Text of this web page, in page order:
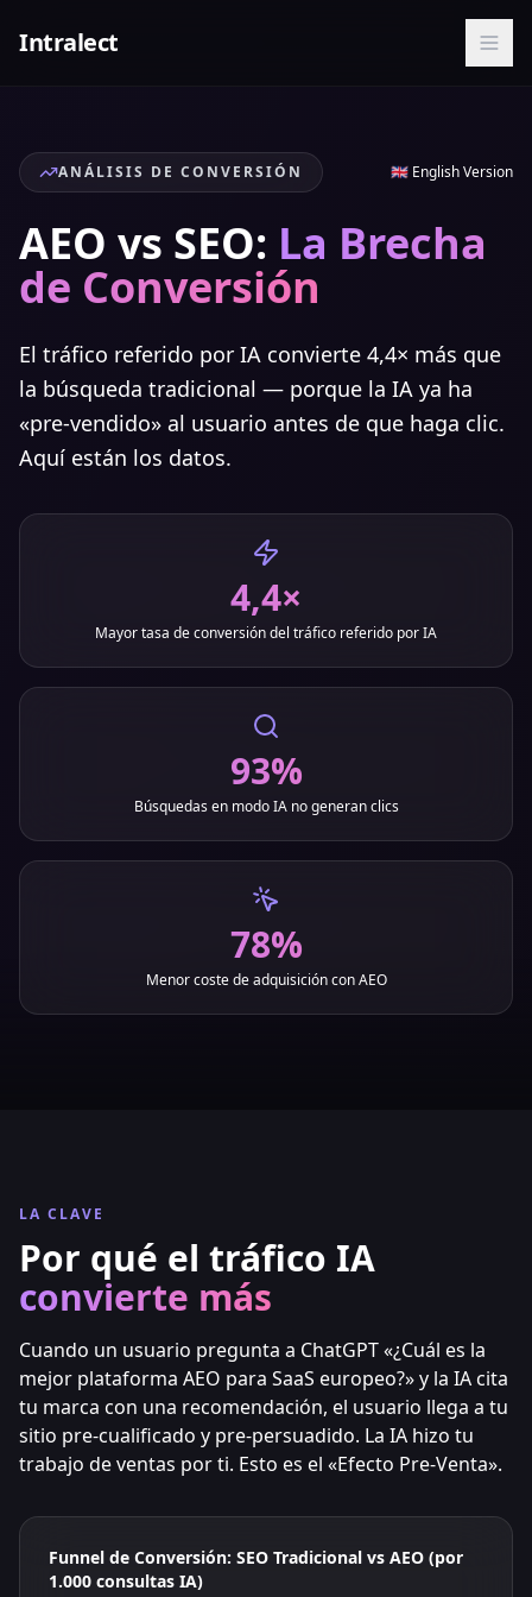
Intralect
ANÁLISIS DE CONVERSIÓN 🇬🇧 English Version
AEO vs SEO: La Brecha
de Conversión
El tráfico referido por IA convierte 4,4× más que
la búsqueda tradicional — porque la IA ya ha
«pre-vendido» al usuario antes de que haga clic.
Aquí están los datos.
4,4×
Mayor tasa de conversión del tráfico referido por IA
93%
Búsquedas en modo IA no generan clics
78%
Menor coste de adquisición con AEO
LA CLAVE
Por qué el tráfico IA
convierte más
Cuando un usuario pregunta a ChatGPT «¿Cuál es la
mejor plataforma AEO para SaaS europeo?» y la IA cita
tu marca con una recomendación, el usuario llega a tu
sitio pre-cualificado y pre-persuadido. La IA hizo tu
trabajo de ventas por ti. Esto es el «Efecto Pre-Venta».
Funnel de Conversión: SEO Tradicional vs AEO (por
1.000 consultas IA)